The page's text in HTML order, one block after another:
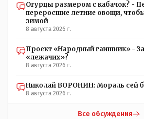
Огурцы размером с кабачок? -
переросшие летние овощи,
зимой
8 августа 2026 г.
Проект «Народный гаишник» -
«лежачих»?
8 августа 2026 г.
Николай ВОРОНИН: Мораль сей
8 августа 2026 г.
Все обсуждения